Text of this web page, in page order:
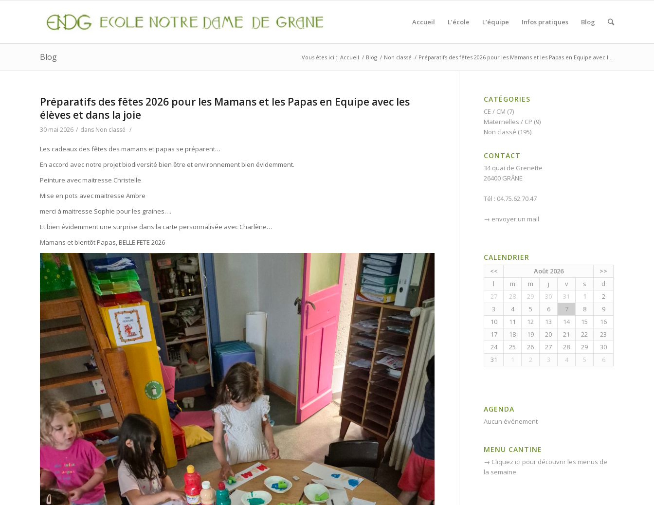
Accueil L’école L’équipe Infos pratiques Blog
Blog Vous êtes ici : Accueil / Blog / Non classé / Préparatifs des fêtes 2026 pour les Mamans et les Papas en Equipe avec l...
Préparatifs des fêtes 2026 pour les Mamans et les Papas en Equipe avec les
élèves et dans la joie
30 mai 2026 / dans Non classé /
Les cadeaux des fêtes des mamans et papas se préparent…
En accord avec notre projet biodiversité bien être et environnement bien évidemment.
Peinture avec maitresse Christelle
Mise en pots avec maitresse Ambre
merci à maitresse Sophie pour les graines….
Et bien évidemment une surprise dans la carte personnalisée avec Charlène…
Mamans et bientôt Papas, BELLE FETE 2026
CATÉGORIES
CE / CM (7)
Maternelles / CP (9)
Non classé (195)
CONTACT
34 quai de Grenette
26400 GRÂNE
Tél : 04.75.62.70.47
→ envoyer un mail
CALENDRIER
<< Août 2026
>>
l
m m j v s
d
27
28 29 30 31 1
2
3
4 5 6 7 8
9
10
11 12 13 14 15
16
17
18 19 20 21 22
23
24
25 26 27 28 29
30
31
1 2 3 4 5 6
AGENDA
Aucun événement
MENU CANTINE
→ Cliquez ici pour découvrir les menus de
la semaine.